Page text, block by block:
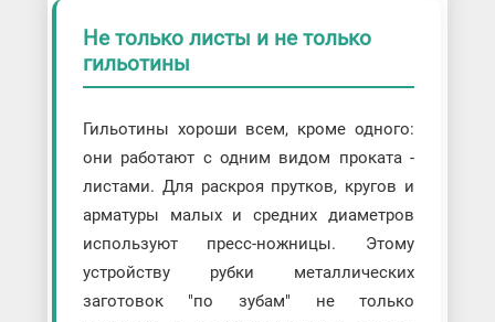
Не только листы и не только
гильотины
Гильотины хороши всем, кроме одного:
они работают с одним видом проката -
листами. Для раскроя прутков, кругов и
арматуры малых и средних диаметров
используют пресс-ножницы. Этому
устройству рубки металлических
заготовок "по зубам" не только